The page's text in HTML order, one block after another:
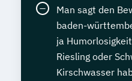
Man sagt den
baden-
ja
Riesling oder
Kirschwasser